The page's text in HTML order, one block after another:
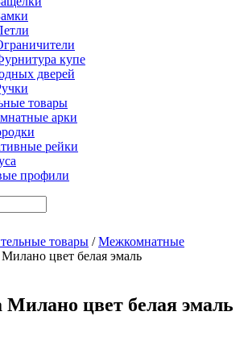
купе
дверей
товары
арки
рейки
профили
товары /Межкомнатные
цвет белая эмаль
цвет белая эмаль